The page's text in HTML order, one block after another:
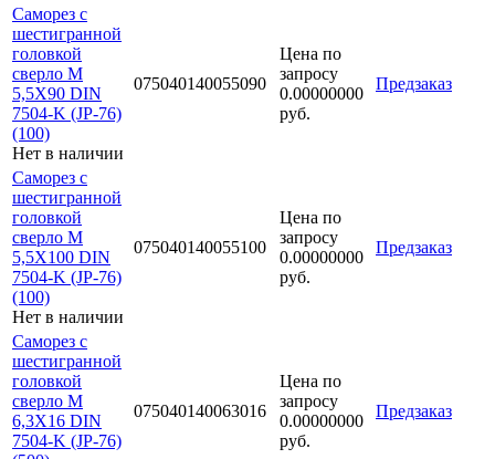
Саморез с
шестигранной
головкой
сверло М
5,5Х90 DIN
7504-K (JP-76)
(100)
Нет в наличии
075040140055090
Цена по
запросу
0.00000000
руб.
Предзаказ
Саморез с
шестигранной
головкой
сверло М
5,5Х100 DIN
7504-K (JP-76)
(100)
Нет в наличии
075040140055100
Цена по
запросу
0.00000000
руб.
Предзаказ
Саморез с
шестигранной
головкой
сверло М
6,3Х16 DIN
7504-K (JP-76)
075040140063016
Цена по
запросу
0.00000000
руб.
Предзаказ